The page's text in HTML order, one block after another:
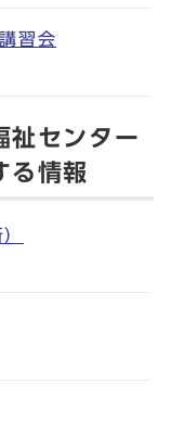
習会
祉センター
る情報